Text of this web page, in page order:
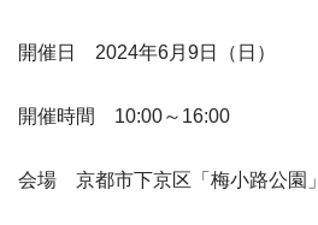
開催日 2024年6月9日（日）
開催時間 10:00～16:00
会場 京都市下京区「梅小路公園」